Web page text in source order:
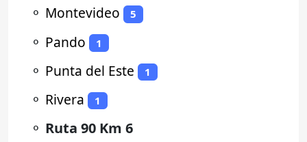
⚬ Montevideo 5
⚬ Pando 1
⚬ Punta del Este 1
⚬ Rivera 1
⚬ Ruta 90 Km 6